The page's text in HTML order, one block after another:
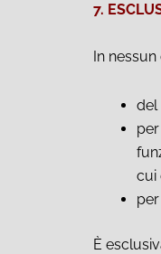
7.
In
del
cui
È